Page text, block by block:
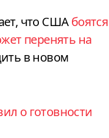
что СШАбоятся
перенять на
в новом
о готовности